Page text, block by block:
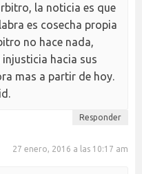
la noticia es que
es cosecha propia
no hace nada,
hacia sus
mas a partir de hoy.
Responder
27 enero, 2016 a las 10:17 am